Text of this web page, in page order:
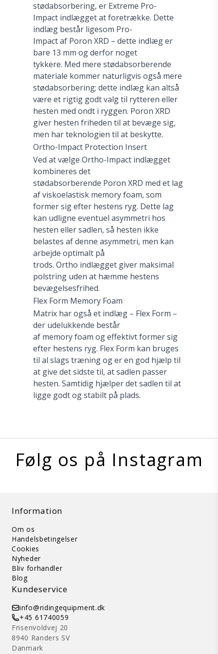
stødabsorbering, er Extreme Pro-
Impact indlægget at foretrække. Dette
indlæg består ligesom Pro-
Impact af Poron XRD – dette indlæg er
bare 13 mm og derfor noget
tykkere. Med mere stødabsorberende
materiale kommer naturligvis også mere
stødabsorbering; dette indlæg kan altså
være et rigtig godt valg til rytteren eller
hesten med ondt i ryggen. Poron XRD
giver hesten friheden til at bevæge sig,
men har teknologien til at beskytte.
Ortho-Impact Protection Insert
Ved at vælge Ortho-Impact indlægget
kombineres det
stødabsorberende Poron XRD med et lag
af viskoelastisk memory foam, som
former sig efter hestens ryg. Dette lag
kan udligne eventuel asymmetri hos
hesten eller sadlen, så hesten ikke
belastes af denne asymmetri, men kan
arbejde optimalt på
trods. Ortho indlægget giver maksimal
polstring uden at hæmme hestens
bevægelsesfrihed.
Flex Form Memory Foam
Matrix har også et indlæg – Flex Form –
der udelukkende består
af memory foam og effektivt former sig
efter hestens ryg. Flex Form kan bruges
til al slags træning og er en god hjælp til
at give det sidste til, at sadlen passer
hesten. Samtidig hjælper det sadlen til at
ligge godt og stabilt på plads.
Følg os på Instagram
Information
Om os
Handelsbetingelser
Cookies
Nyheder
Bliv forhandler
Blog
Kundeservice
info@ridingequipment.dk
+45 61740059
Frisenvoldvej 20
8940 Randers SV
Danmark